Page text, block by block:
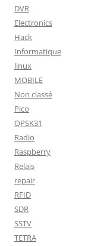
DVR
Electronics
Hack
Informatique
linux
MOBILE
Non classé
Pico
QPSK31
Radio
Raspberry
Relais
repair
RFID
SDR
SSTV
TETRA